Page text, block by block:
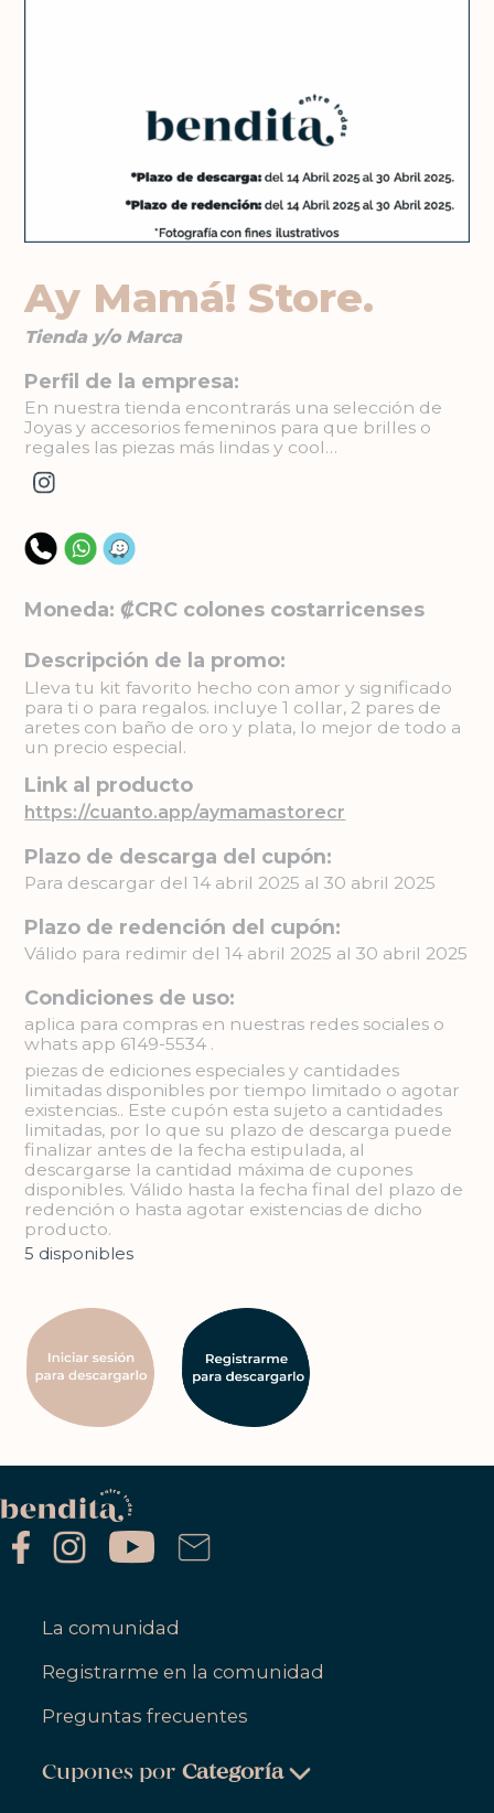
Ay Mamá! Store.
Tienda y/o Marca
Perfil de la empresa:
En nuestra tienda encontrarás una selección de
Joyas y accesorios femeninos para que brilles o
regales las piezas más lindas y cool…
Moneda: ₡CRC colones costarricenses
Descripción de la promo:
Lleva tu kit favorito hecho con amor y significado
para ti o para regalos. incluye 1 collar, 2 pares de
aretes con baño de oro y plata, lo mejor de todo a
un precio especial.
Link al producto
https://cuanto.app/aymamastorecr
Plazo de descarga del cupón:
Para descargar del 14 abril 2025 al 30 abril 2025
Plazo de redención del cupón:
Válido para redimir del 14 abril 2025 al 30 abril 2025
Condiciones de uso:
aplica para compras en nuestras redes sociales o
whats app 6149-5534 .
piezas de ediciones especiales y cantidades
limitadas disponibles por tiempo limitado o agotar
existencias.. Este cupón esta sujeto a cantidades
limitadas, por lo que su plazo de descarga puede
finalizar antes de la fecha estipulada, al
descargarse la cantidad máxima de cupones
disponibles. Válido hasta la fecha final del plazo de
redención o hasta agotar existencias de dicho
producto.
5 disponibles
La comunidad
Registrarme en la comunidad
Preguntas frecuentes
Cupones porCategoría